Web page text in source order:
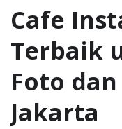
Cafe
Terbaik
Foto
Jakarta